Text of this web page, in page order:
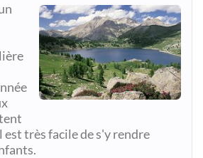
est très facile de s'y rendre